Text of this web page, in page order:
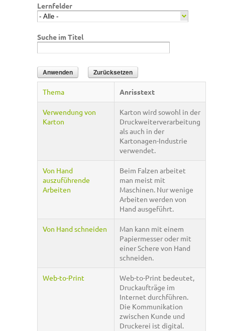
Lernfelder
Suche im Titel
Thema Anrisstext
Verwendung von
Karton
Karton wird sowohl in der
Druckweiterverarbeitung
als auch in der
Kartonagen-Industrie
verwendet.
Von Hand
auszuführende
Arbeiten
Beim Falzen arbeitet
man meist mit
Maschinen. Nur wenige
Arbeiten werden von
Hand ausgeführt.
Von Hand schneiden
Man kann mit einem
Papiermesser oder mit
einer Schere von Hand
schneiden.
Web-to-Print
Web-to-Print bedeutet,
Druckaufträge im
Internet durchführen.
Die Kommunikation
zwischen Kunde und
Druckerei ist digital.